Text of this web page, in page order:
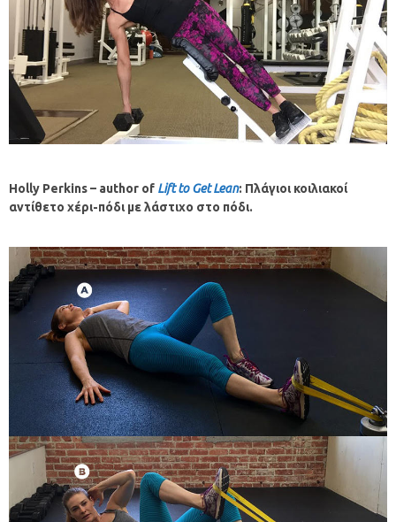
Holly Perkins– author of Lift to Get Lean: Πλάγιοι κοιλιακοί
αντίθετο χέρι-πόδι με λάστιχο στο πόδι.